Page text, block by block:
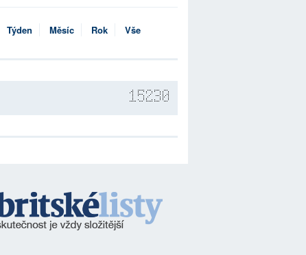
Týden Měsíc Rok Vše
15230